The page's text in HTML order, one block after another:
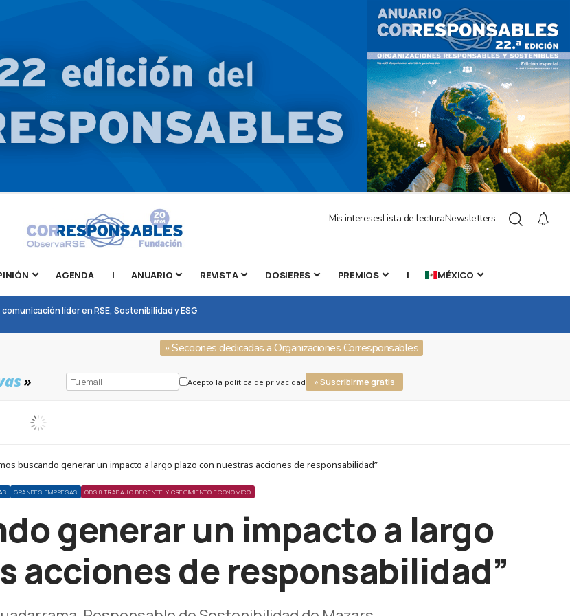
Mis interesesLista de lecturaNewsletters
AGENDA | ANUARIO REVISTA DOSIERES PREMIOS | MÉXICO
líder en RSE, Sostenibilidad y ESG
» Secciones dedicadas a Organizaciones Corresponsables
» Acepto la política de privacidad » Suscribirme gratis
buscando generar un impacto a largo plazo con nuestras acciones de responsabilidad”
GRANDES EMPRESAS ODS 8 TRABAJO DECENTE Y CRECIMIENTO ECONÓMICO
generar un impacto a largo
acciones de responsabilidad”